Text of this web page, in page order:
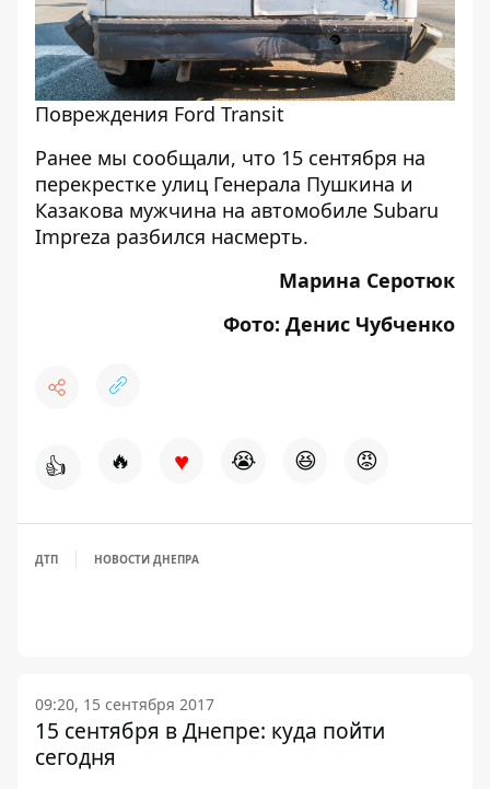
Повреждения Ford Transit
Ранее мы сообщали, что 15 сентября на
перекрестке улиц Генерала Пушкина и
Казакова мужчина на автомобиле Subaru
Impreza разбился насмерть.
Марина Серотюк
Фото: Денис Чубченко
👍 🔥 ♥ 😭 😆 😡
ДТП НОВОСТИ ДНЕПРА
09:20, 15 сентября 2017
15 сентября в Днепре: куда пойти
сегодня